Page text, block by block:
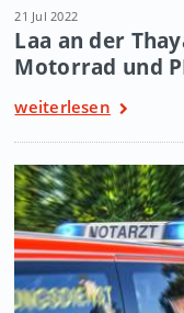
21 Jul 2022
Laa an der
Motorrad und
weiterlesen